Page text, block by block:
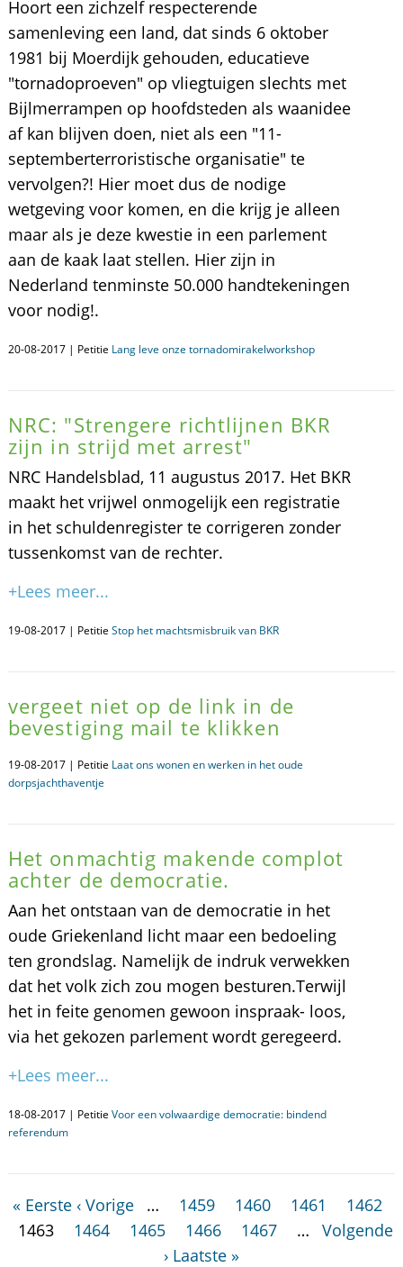
Hoort een zichzelf respecterende
samenleving een land, dat sinds 6 oktober
1981 bij Moerdijk gehouden, educatieve
"tornadoproeven" op vliegtuigen slechts met
Bijlmerrampen op hoofdsteden als waanidee
af kan blijven doen, niet als een "11-
septemberterroristische organisatie" te
vervolgen?! Hier moet dus de nodige
wetgeving voor komen, en die krijg je alleen
maar als je deze kwestie in een parlement
aan de kaak laat stellen. Hier zijn in
Nederland tenminste 50.000 handtekeningen
voor nodig!.
20-08-2017 | Petitie Lang leve onze tornadomirakelworkshop
NRC: "Strengere richtlijnen BKR
zijn in strijd met arrest"
NRC Handelsblad, 11 augustus 2017. Het BKR
maakt het vrijwel onmogelijk een registratie
in het schuldenregister te corrigeren zonder
tussenkomst van de rechter.
+Lees meer...
19-08-2017 | Petitie Stop het machtsmisbruik van BKR
vergeet niet op de link in de
bevestiging mail te klikken
19-08-2017 | Petitie Laat ons wonen en werken in het oude
dorpsjachthaventje
Het onmachtig makende complot
achter de democratie.
Aan het ontstaan van de democratie in het
oude Griekenland licht maar een bedoeling
ten grondslag. Namelijk de indruk verwekken
dat het volk zich zou mogen besturen.Terwijl
het in feite genomen gewoon inspraak- loos,
via het gekozen parlement wordt geregeerd.
+Lees meer...
18-08-2017 | Petitie Voor een volwaardige democratie: bindend
referendum
« Eerste ‹ Vorige … 1459 1460 1461
1462
1463
1464 1465 1466 1467 …
Volgende
› Laatste »